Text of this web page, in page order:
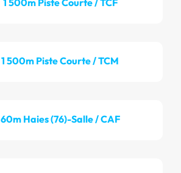
1 500m Piste Courte / TCM
60m Haies (76)-Salle / CAF